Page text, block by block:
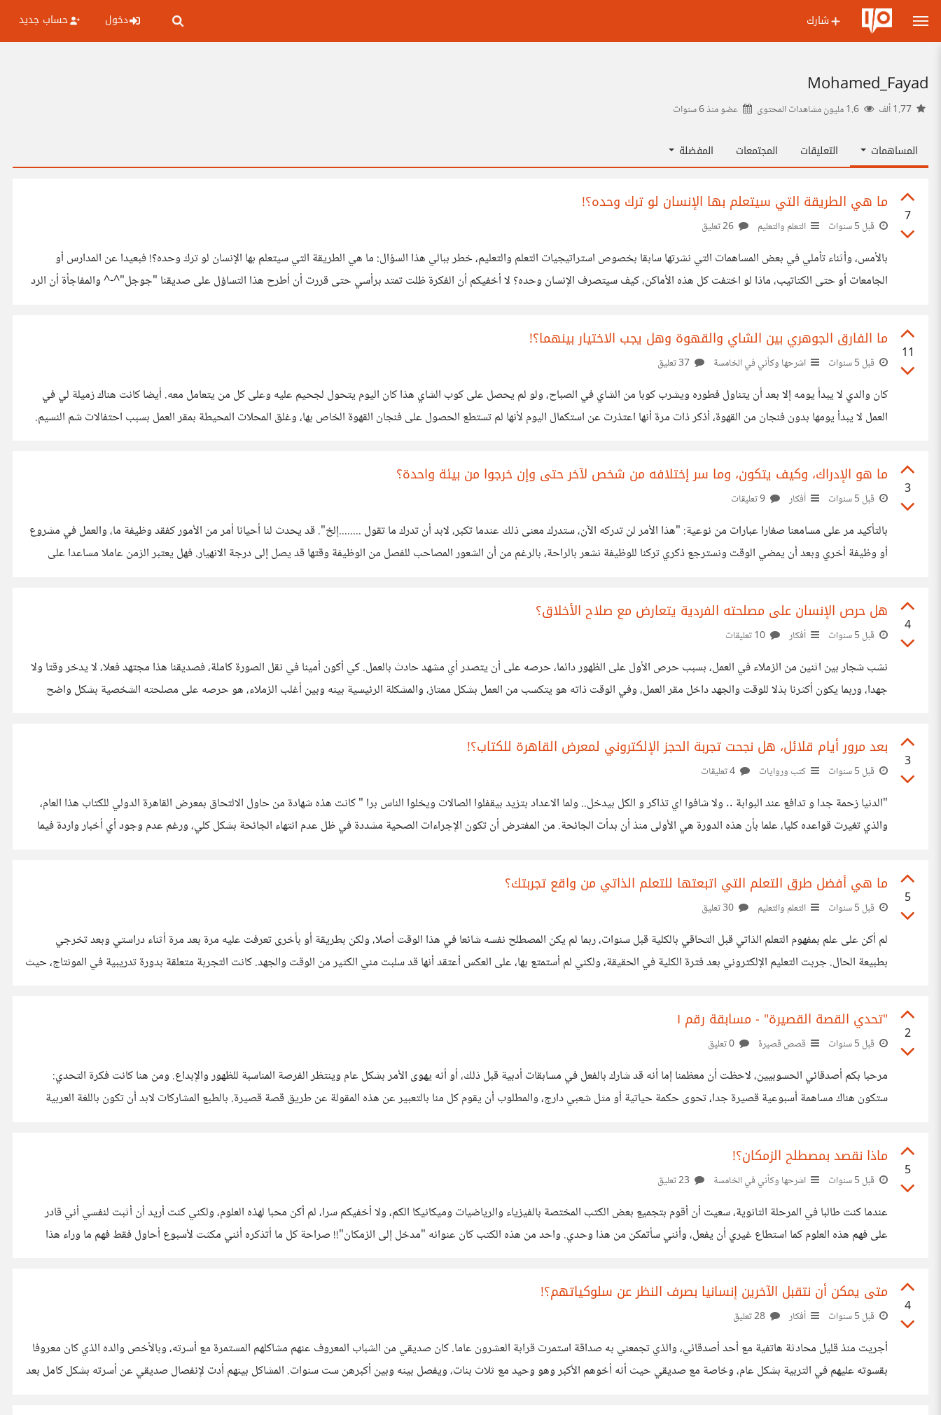
شارك دخول حساب جديد
Mohamed_Fayad
عضو منذ6 سنوات
المساهمات التعليقات المجتمعات المفضلة
7
ما هي الطريقة التي سيتعلم بها الإنسان لو ترك وحده؟!
قبل 5 سنوات التعلم والتعليم
بالأمس، وأثناء تأملي في بعض المساهمات التي نشرتها سابقا بخصوص استراتيجيات التعلم والتعليم، خطر ببالي هذا السؤال: ما هي الطريقة التي سيتعلم بها الإنسان لو ترك وحده؟! فبعيدا عن المدارس أو
الجامعات أو حتى الكتاتيب، ماذا لو اختفت كل هذه الأماكن، كيف سيتصرف الإنسان وحده؟ لا أخفيكم أن الفكرة ظلت تمتد برأسي حتى قررت أن أطرح هذا التساؤل على صديقنا "جوجل"^-^ والمفاجأة أن الرد
11
ما الفارق الجوهري بين الشاي والقهوة وهل يجب الاختيار بينهما؟!
قبل 5 سنوات اشرحها وكأني في الخامسة
كان والدي لا يبدأ يومه إلا بعد أن يتناول فطوره ويشرب كوبا من الشاي في الصباح، ولو لم يحصل على كوب الشاي هذا كان اليوم يتحول لجحيم عليه وعلى كل من يتعامل معه. أيضا كانت هناك زميلة لي في
العمل لا يبدأ يومها بدون فنجان من القهوة، أذكر ذات مرة أنها اعتذرت عن استكمال اليوم لأنها لم تستطع الحصول على فنجان القهوة الخاص بها، وغلق المحلات المحيطة بمقر العمل بسبب احتفالات شم النسيم.
3
ما هو الإدراك، وكيف يتكون، وما سر إختلافه من شخص لآخر حتى وإن خرجوا من بيئة واحدة؟
قبل 5 سنوات أفكار
بالتأكيد مر على مسامعنا صغارا عبارات من نوعية: "هذا الأمر لن تدركه الآن، ستدرك معنى ذلك عندما تكبر، لابد أن تدرك ما تقول ........إلخ". قد يحدث لنا أحيانا أمر من الأمور كفقد وظيفة ما، والعمل في مشروع
أو وظيفة أخري وبعد أن يمضي الوقت ونسترجع ذكري تركنا للوظيفة نشعر بالراحة، بالرغم من أن الشعور المصاحب للفصل من الوظيفة وقتها قد يصل إلى درجة الانهيار. فهل يعتبر الزمن عاملا مساعدا على
4
هل حرص الإنسان على مصلحته الفردية يتعارض مع صلاح الأخلاق؟
قبل 5 سنوات أفكار
نشب شجار بين اثنين من الزملاء في العمل، بسبب حرص الأول على الظهور دائما، حرصه على أن يتصدر أي مشهد حادث بالعمل. كي أكون أمينا في نقل الصورة كاملة، فصديقنا هذا مجتهد فعلا، لا يدخر وقتا ولا
جهدا، وربما يكون أكثرنا بذلا للوقت والجهد داخل مقر العمل، وفي الوقت ذاته هو يتكسب من العمل بشكل ممتاز، والمشكلة الرئيسية بينه وبين أغلب الزملاء، هو حرصه على مصلحته الشخصية بشكل واضح
3
بعد مرور أيام قلائل، هل نجحت تجربة الحجز الإلكتروني لمعرض القاهرة للكتاب؟!
قبل 5 سنوات كتب وروايات
"الدنيا زحمة جدا و تدافع عند البوابة .. ولا شافوا اي تذاكر و الكل بيدخل.. ولما الاعداد بتزيد بيقفلوا الصالات ويخلوا الناس برا " كانت هذه شهادة من حاول الالتحاق بمعرض القاهرة الدولي للكتاب هذا العام،
والذي تغيرت قواعده كليا، علما بأن هذه الدورة هي الأولى منذ أن بدأت الجائحة. من المفترض أن تكون الإجراءات الصحية مشددة في ظل عدم انتهاء الجائحة بشكل كلي، ورغم عدم وجود أي أخبار واردة فيما
5
ما هي أفضل طرق التعلم التي اتبعتها للتعلم الذاتي من واقع تجربتك؟
قبل 5 سنوات التعلم والتعليم
لم أكن على علم بمفهوم التعلم الذاتي قبل التحاقي بالكلية قبل سنوات، ربما لم يكن المصطلح نفسه شائعا في هذا الوقت أصلا، ولكن بطريقة أو بأخرى تعرفت عليه مرة بعد مرة أثناء دراستي وبعد تخرجي
بطبيعة الحال. جربت التعليم الإلكتروني بعد فترة الكلية في الحقيقة، ولكني لم أستمتع بها، على العكس أعتقد أنها قد سلبت مني الكثير من الوقت والجهد. كانت التجربة متعلقة بدورة تدريبية في المونتاج، حيث
2
"تحدي القصة القصيرة" - مسابقة رقم ١
قبل 5 سنوات قصص قصيرة
مرحبا بكم أصدقائي الحسوبيين، لاحظت أن معظمنا إما أنه قد شارك بالفعل في مسابقات أدبية قبل ذلك، أو أنه يهوى الأمر بشكل عام وينتظر الفرصة المناسبة للظهور والإبداع. ومن هنا كانت فكرة التحدي:
ستكون هناك مساهمة أسبوعية قصيرة جدا، تحوى حكمة حياتية أو مثل شعبي دارج، والمطلوب أن يقوم كل منا بالتعبير عن هذه المقولة عن طريق قصة قصيرة. بالطبع المشاركات لابد أن تكون باللغة العربية
5
ماذا نقصد بمصطلح الزمكان؟!
قبل 5 سنوات اشرحها وكأني في الخامسة
عندما كنت طالبا في المرحلة الثانوية، سعيت أن أقوم بتجميع بعض الكتب المختصة بالفيزياء والرياضيات وميكانيكا الكم، ولا أخفيكم سرا، لم أكن محبا لهذه العلوم، ولكني كنت أريد أن أثبت لنفسي أني قادر
على فهم هذه العلوم كما استطاع غيري أن يفعل، وأنني سأتمكن من هذا وحدي. واحد من هذه الكتب كان عنوانه "مدخل إلى الزمكان"!! صراحة كل ما أتذكره أنني مكثت لأسبوع أحاول فقط فهم ما وراء هذا
4
متى يمكن أن نتقبل الآخرين إنسانيا بصرف النظر عن سلوكياتهم؟!
قبل 5 سنوات أفكار
أجريت منذ قليل محادثة هاتفية مع أحد أصدقائي، والذي تجمعني به صداقة استمرت قرابة العشرون عاما. كان صديقي من الشباب المعروف عنهم مشاكلهم المستمرة مع أسرته، وبالأخص والده الذي كان معروفا
بقسوته عليهم في التربية بشكل عام، وخاصة مع صديقي حيث أنه أخوهم الأكبر وهو وحيد مع ثلاث بنات، ويفصل بينه وبين أكبرهن ست سنوات. المشاكل بينهم أدت لإنفصال صديقي عن أسرته بشكل كامل بعد